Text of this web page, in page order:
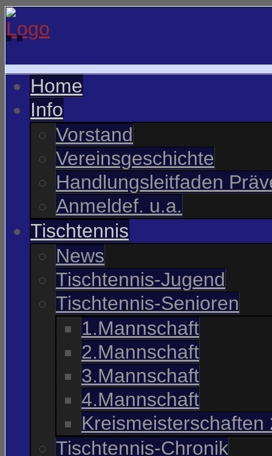
Home
Info
Vorstand
Vereinsgeschichte
Handlungsleitfaden
Anmeldef. u.a.
Tischtennis
News
Tischtennis-Jugend
Tischtennis-Senioren
1.Mannschaft
2.Mannschaft
3.Mannschaft
4.Mannschaft
Kreismeisterschaften
Tischtennis-Chronik